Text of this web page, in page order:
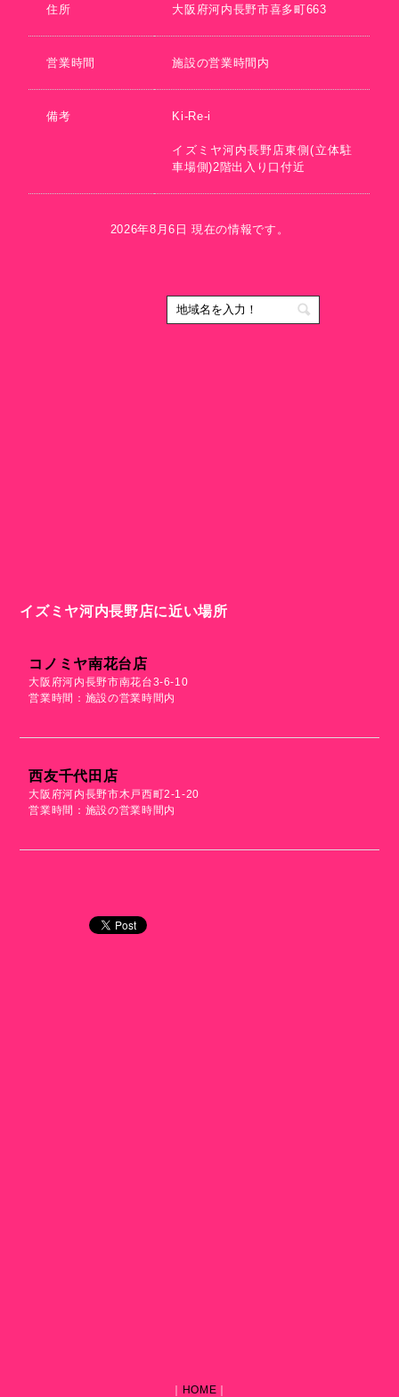
住所 大阪府河内長野市喜多町663
営業時間 施設の営業時間内
備考 Ki-Re-i
イズミヤ河内長野店東側(立体駐
車場側)2階出入り口付近
2026年8月6日 現在の情報です。
イズミヤ河内長野店に近い場所
コノミヤ南花台店
大阪府河内長野市南花台3-6-10
営業時間：施設の営業時間内
西友千代田店
大阪府河内長野市木戸西町2-1-20
営業時間：施設の営業時間内
HOME